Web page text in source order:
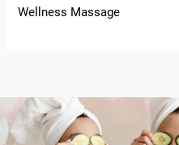
Wellness Massage